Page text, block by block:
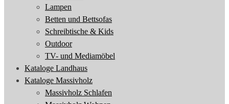
Lampen
Betten und Bettsofas
Schreibtische & Kids
Outdoor
TV- und Mediamöbel
Kataloge Landhaus
Kataloge Massivholz
Massivholz Schlafen